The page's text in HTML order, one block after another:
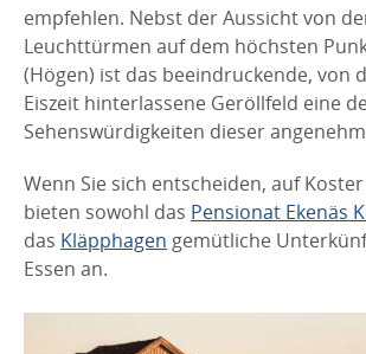
empfehlen. Nebst der Aussicht von
Leuchttürmen auf dem höchsten
(Högen) ist das beeindruckende, von
Eiszeit hinterlassene Geröllfeld eine
Sehenswürdigkeiten dieser
Wenn Sie sich entscheiden, auf
bieten sowohl das Pensionat Ekenäs
das Kläpphagen gemütliche
Essen an.